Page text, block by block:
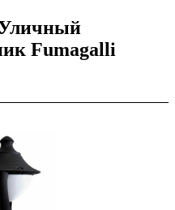
Уличный
Fumagalli